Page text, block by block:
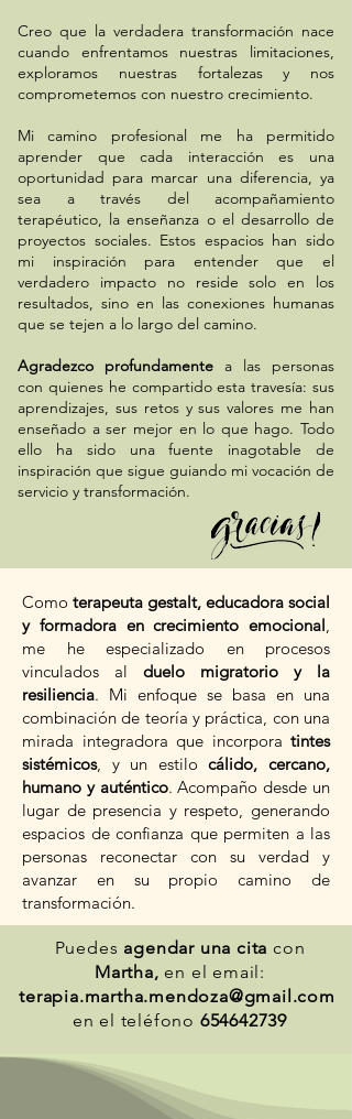
Creo que la verdadera transformación nace
cuando enfrentamos nuestras limitaciones,
exploramos nuestras fortalezas y nos
comprometemos con nuestro crecimiento.
Mi camino profesional me ha permitido
aprender que cada interacción es una
oportunidad para marcar una diferencia, ya
sea a través del acompañamiento
terapéutico, la enseñanza o el desarrollo de
proyectos sociales. Estos espacios han sido
mi inspiración para entender que el
verdadero impacto no reside solo en los
resultados, sino en las conexiones humanas
que se tejen a lo largo del camino.
Agradezco profundamente a las personas
con quienes he compartido esta travesía: sus
aprendizajes, sus retos y sus valores me han
enseñado a ser mejor en lo que hago. Todo
ello ha sido una fuente inagotable de
inspiración que sigue guiando mi vocación de
servicio y transformación.
Como terapeuta gestalt, educadora social
y formadora en crecimiento emocional,
me he especializado en procesos
vinculados al duelo migratorio y la
resiliencia. Mi enfoque se basa en una
combinación de teoría y práctica, con una
mirada integradora que incorpora tintes
sistémicos, y un estilocálido, cercano,
humano y auténtico. Acompaño desde un
lugar de presencia y respeto, generando
espacios de confianza que permiten a las
personas reconectar con su verdad y
avanzar en su propio camino de
transformación.
Puedes agendar una cita con
Martha, en el email:
terapia.martha.mendoza@gmail.com
en el teléfono 654642739